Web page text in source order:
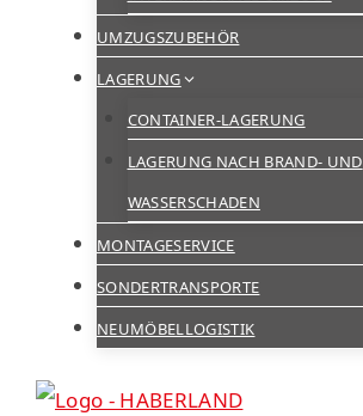
UMZUGSZUBEHÖR
LAGERUNG
CONTAINER-LAGERUNG
LAGERUNG NACH BRAND- UND
WASSERSCHADEN
MONTAGESERVICE
SONDERTRANSPORTE
NEUMÖBELLOGISTIK